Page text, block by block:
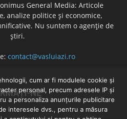
General Media: Articole
analize politice și economice,
Nu suntem o agenție de
știri.
contact@vasluiazi.ro
NE
cum ar fi modulele cookie și
personal, precum adresele IP și
a personaliza anunțurile publicitare
interesele dvs., pentru a măsura